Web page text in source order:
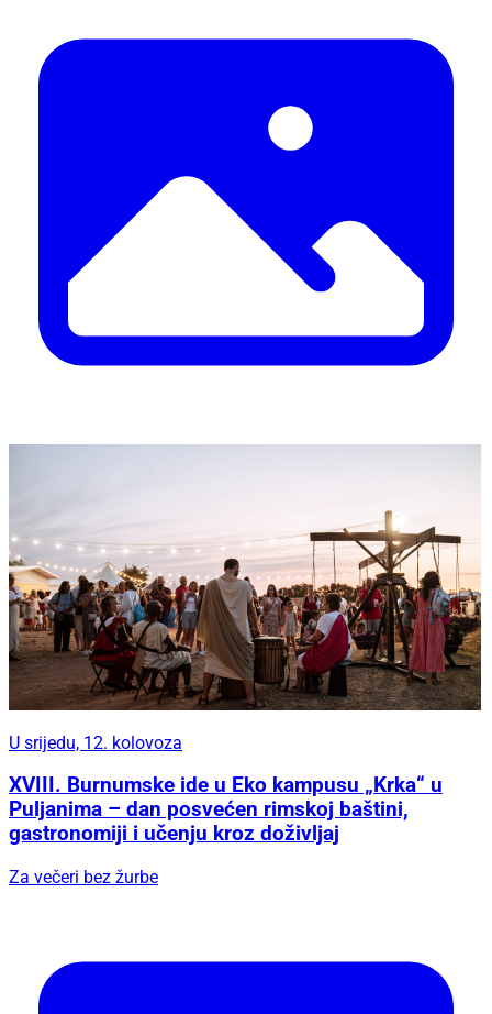
U srijedu, 12. kolovoza
XVIII. Burnumske ide u Eko kampusu „Krka“ u
Puljanima – dan posvećen rimskoj baštini,
gastronomiji i učenju kroz doživljaj
Za večeri bez žurbe